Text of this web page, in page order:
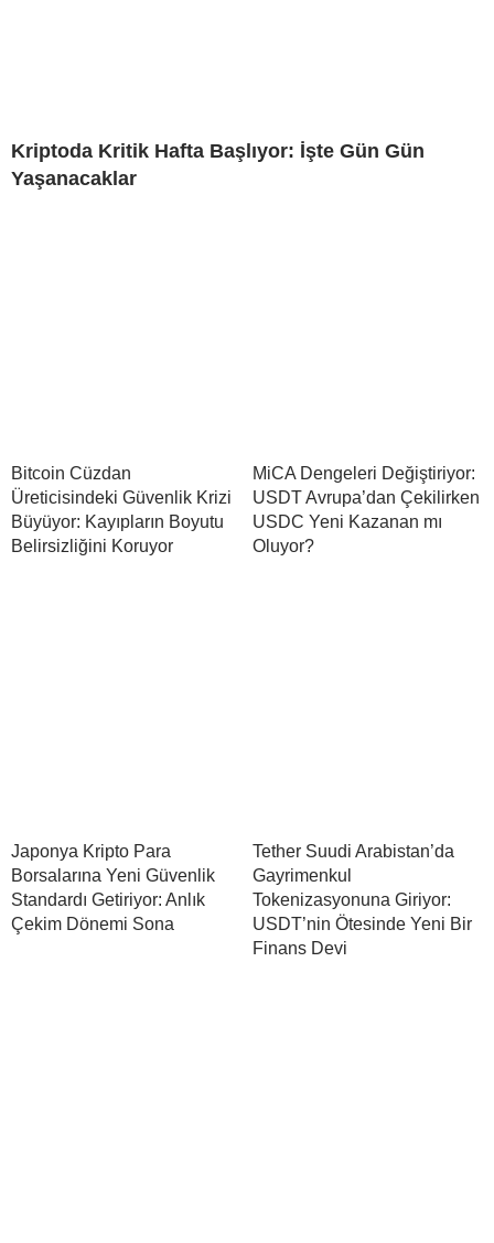
Kriptoda Kritik Hafta Başlıyor: İşte Gün Gün
Yaşanacaklar
Bitcoin Cüzdan
Üreticisindeki Güvenlik Krizi
Büyüyor: Kayıpların Boyutu
Belirsizliğini Koruyor
MiCA Dengeleri Değiştiriyor:
USDT Avrupa’dan Çekilirken
USDC Yeni Kazanan mı
Oluyor?
Japonya Kripto Para
Borsalarına Yeni Güvenlik
Standardı Getiriyor: Anlık
Çekim Dönemi Sona
Tether Suudi Arabistan’da
Gayrimenkul
Tokenizasyonuna Giriyor:
USDT’nin Ötesinde Yeni Bir
Finans Devi